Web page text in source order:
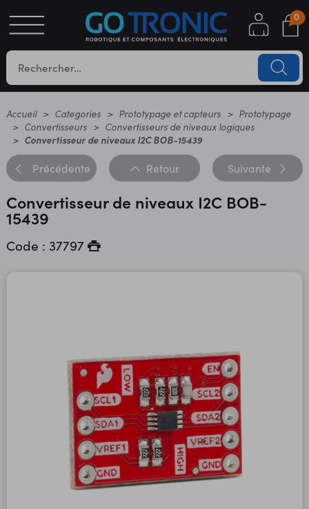
0
Accueil Categories Prototypage et capteurs
Prototypage
Convertisseurs
Convertisseurs de niveaux logiques
Convertisseur de niveaux I2C BOB-15439
Précédente Retour Suivante
Convertisseur de niveaux I2C BOB-
15439
Code : 37797